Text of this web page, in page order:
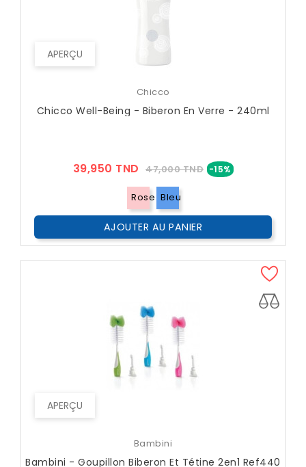
APERÇU
Chicco
Chicco Well-Being - Biberon En Verre - 240ml
39,950 TND Prix
Public
47,000 TND -15% Prix
Rose Bleu
AJOUTER AU PANIER
APERÇU
Bambini
Bambini - Goupillon Biberon Et Tétine 2en1 Ref440